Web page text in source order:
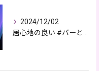
2024/12/02